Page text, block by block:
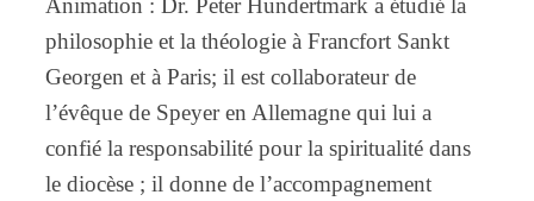
Animation : Dr. Peter Hundertmark a étudié la
philosophie et la théologie à Francfort Sankt
Georgen et à Paris; il est collaborateur de
l’évêque de Speyer en Allemagne qui lui a
confié la responsabilité pour la spiritualité dans
le diocèse ; il donne de l’accompagnement